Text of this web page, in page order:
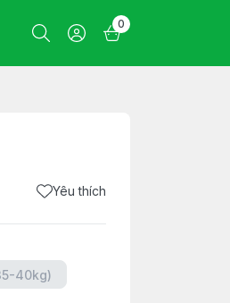
0
Yêu thích
40kg)